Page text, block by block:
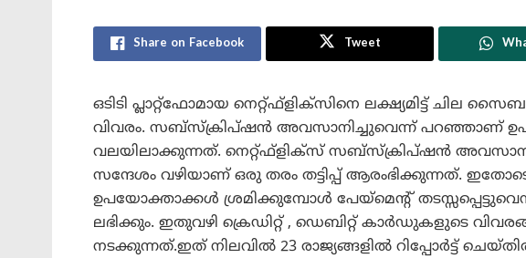
Share on Facebook Tweet
ഒടിടി പ്ലാറ്റ്‌ഫോമായ നെറ്റ്ഫ്‌ളിക്‌സിനെ ലക്ഷ്യമിട്ട് ചില
വിവരം. സബ്സ്‌ക്രിപ്ഷൻ അവസാനിച്ചുവെന്ന് പറഞ്ഞാണ്
വലയിലാക്കുന്നത്. നെറ്റ്ഫ്‌ളിക്‌സ് സബ്സ്‌ക്രിപ്ഷൻ
സന്ദേശം വഴിയാണ് ഒരു തരം തട്ടിപ്പ് ആരംഭിക്കുന്നത്.
ഉപയോക്താക്കൾ ശ്രമിക്കുമ്പോൾ പേയ്മെന്റ്
ലഭിക്കും. ഇതുവഴി ക്രെഡിറ്റ് , ഡെബിറ്റ് കാർഡുകളുടെ
നടക്കുന്നത്.ഇത് നിലവിൽ 23 രാജ്യങ്ങളിൽ റിപ്പോർട്ട്